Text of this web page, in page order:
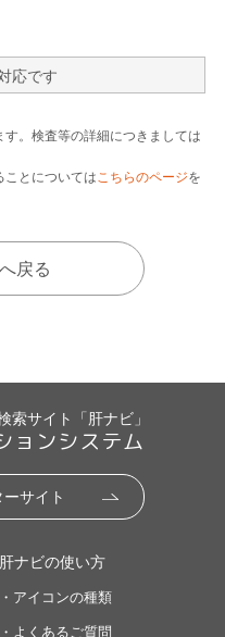
応です
。検査等の詳細につきましては
とについてはこちらのページを
戻る
索サイト「肝ナビ」
ョンシステム
サイト
肝ナビの使い方
・アイコンの種類
・よくあるご質問